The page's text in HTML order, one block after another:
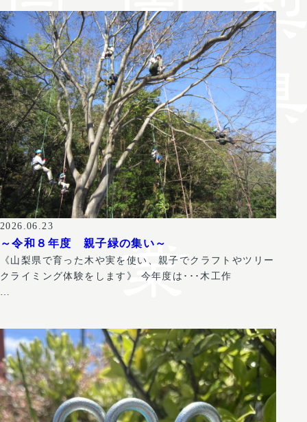
2026.06.23
～令和８年度 親子緑の集い～
《山梨県で育った木や実を使い、親子でクラフトやツリー
クライミング体験をします》 今年度は･･･木工作